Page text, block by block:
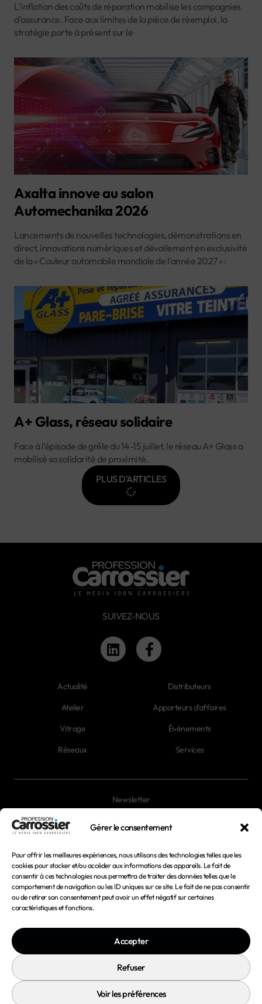
Gérer le consentement
Pour offrir les meilleures expériences, nous utilisons des technologies telles que les
cookies pour stocker et/ou accéder aux informations des appareils. Le fait de
consentir à ces technologies nous permettra de traiter des données telles que le
comportement de navigation ou les ID uniques sur ce site. Le fait de ne pas consentir
ou de retirer son consentement peut avoir un effet négatif sur certaines
caractéristiques et fonctions.
Accepter
Refuser
Voir les préférences
L’inflation des coûts de réparation mobilise les compagnies
d’assurance. Face aux limites de la pièce de réemploi, la
stratégie porte à présent sur le
Axalta innove au salon
Automechanika 2026
Lancements de nouvelles technologies, démonstrations en
direct, innovations numériques et dévoilement en exclusivité
de la « Couleur automobile mondiale de l’année 2027 » :
A+ Glass, réseau solidaire
Face à l’épisode de grêle du 14-15 juillet, le réseau A+ Glass a
mobilisé sa solidarité de proximité.
PLUS D'ARTICLES
SUIVEZ-NOUS
Actualité
Atelier
Vitrage
Réseaux
Distributeurs
Apporteurs d'affaires
Évènements
Services
Newsletter
Mentions légales
Conditions générales d'utilisation
Conditions générales de vente
Politique de cookies